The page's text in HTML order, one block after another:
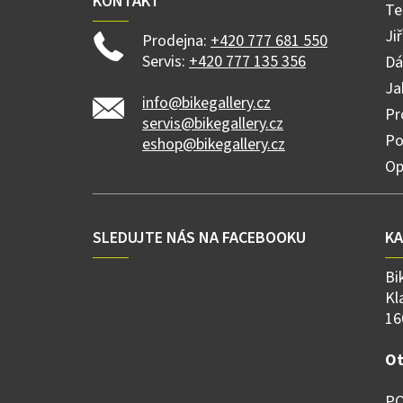
Prodejna: +420 777 681 550
Servis: +420 777 135 356
info@bikegallery.cz
servis@bikegallery.cz
eshop@bikegallery.cz
SLEDUJTE NÁS NA FACEBOOKU